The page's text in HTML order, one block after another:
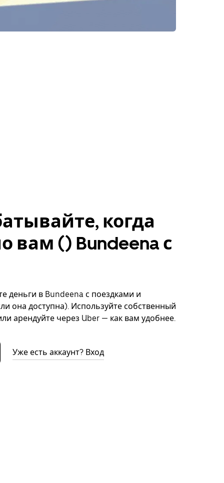
когда
вам () Bundeena с
деньги в Bundeena с поездками и
она доступна). Используйте собственный
арендуйте через Uber — как вам удобнее.
Уже есть аккаунт? Вход